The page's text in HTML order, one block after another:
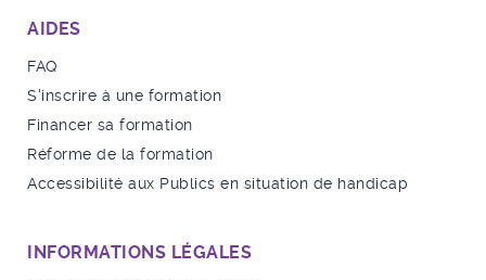
AIDES
FAQ
S'inscrire à une formation
Financer sa formation
Réforme de la formation
Accessibilité aux Publics en situation de handicap
INFORMATIONS LÉGALES